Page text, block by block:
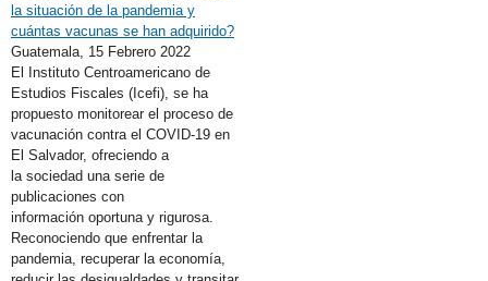
la situación de la pandemia y
cuántas vacunas se han adquirido?
Guatemala, 15 Febrero 2022
El Instituto Centroamericano de
Estudios Fiscales (Icefi), se ha
propuesto monitorear el proceso de
vacunación contra el COVID-19 en
El Salvador, ofreciendo a
la sociedad una serie de
publicaciones con
información oportuna y rigurosa.
Reconociendo que enfrentar la
pandemia, recuperar la economía,